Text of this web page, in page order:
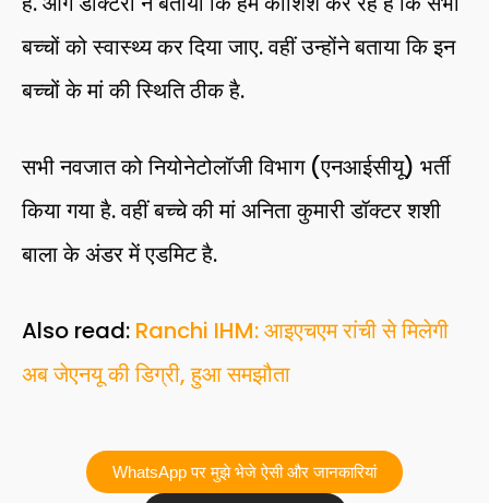
बच्चों को स्वास्थ्य कर दिया जाए. वहीं उन्होंने बताया कि इन
बच्चों के मां की स्थिति ठीक है.
सभी नवजात को नियोनेटोलॉजी विभाग (एनआईसीयू) भर्ती
किया गया है. वहीं बच्चे की मां अनिता कुमारी डॉक्टर शशी
बाला के अंडर में एडमिट है.
Also read: Ranchi IHM: आइएचएम रांची से मिलेगी
अब जेएनयू की डिग्री, हुआ समझौता
WhatsApp पर मुझे भेजे ऐसी और जानकारियां